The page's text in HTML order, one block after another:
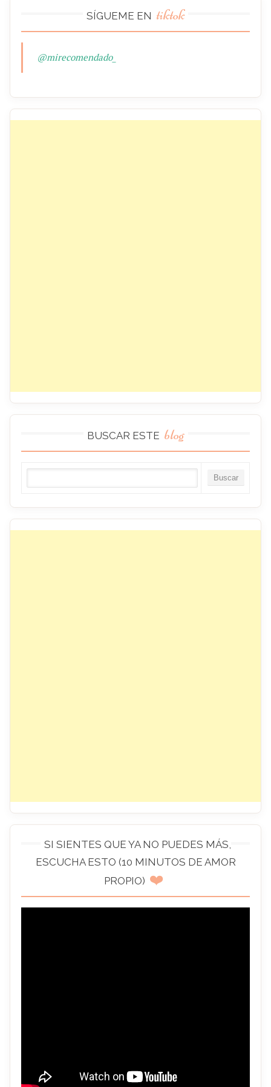
SÍGUEME EN tiktok
@mirecomendado_
BUSCAR ESTE blog
SI SIENTES QUE YA NO PUEDES MÁS,
ESCUCHA ESTO (10 MINUTOS DE AMOR
PROPIO) ❤️